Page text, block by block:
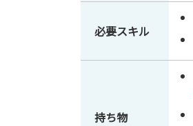
必要スキル
持ち物